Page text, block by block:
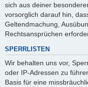
sich aus deiner
vorsorglich darauf hin,
Geltendmachung,
Rechtsansprüchen
SPERRLISTEN
Wir behalten uns vor,
oder IP-Adressen zu
Basis für eine